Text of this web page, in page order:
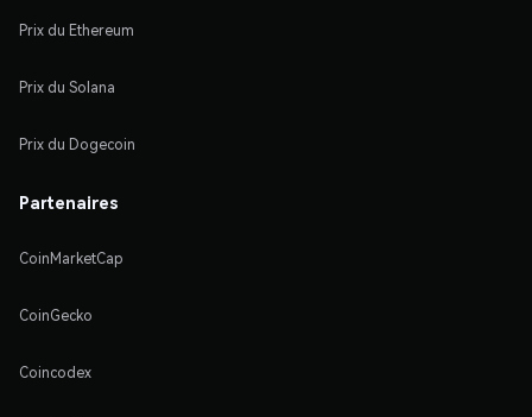
Prix du Ethereum
Prix du Solana
Prix du Dogecoin
Partenaires
CoinMarketCap
CoinGecko
Coincodex